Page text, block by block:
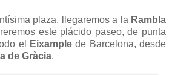
plaza, llegaremos a la Rambla
este plácido paseo, de punta
el
Eixamplede Barcelona, desde
de Gràcia.